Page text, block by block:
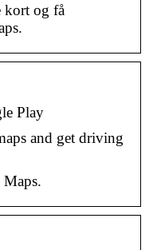
kort og få
Play
and get driving